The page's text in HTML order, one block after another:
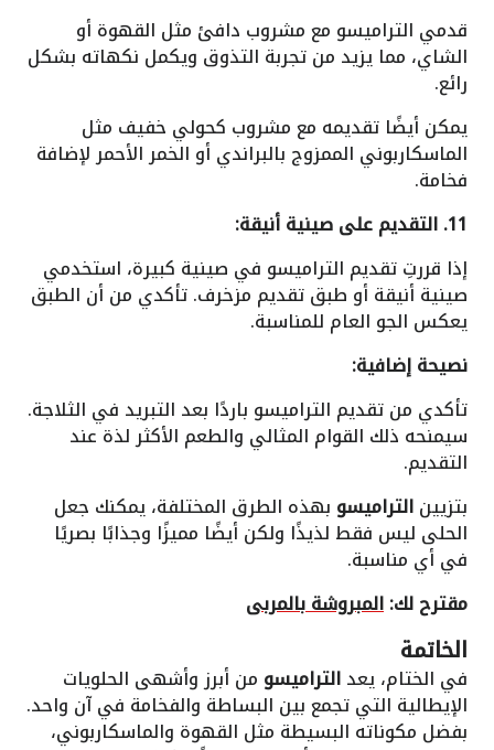
قدمي التراميسو مع مشروب دافئ مثل القهوة أو
الشاي، مما يزيد من تجربة التذوق ويكمل نكهاته بشكل
رائع.
يمكن أيضًا تقديمه مع مشروب كحولي خفيف مثل
الماسكاربوني الممزوج بالبراندي أو الخمر الأحمر لإضافة
فخامة.
11. التقديم على صينية أنيقة:
إذا قررتِ تقديم التراميسو في صينية كبيرة، استخدمي
صينية أنيقة أو طبق تقديم مزخرف. تأكدي من أن الطبق
يعكس الجو العام للمناسبة.
نصيحة إضافية:
تأكدي من تقديم التراميسو باردًا بعد التبريد في الثلاجة.
سيمنحه ذلك القوام المثالي والطعم الأكثر لذة عند
التقديم.
بتزيينالتراميسو بهذه الطرق المختلفة، يمكنك جعل
الحلى ليس فقط لذيذًا ولكن أيضًا مميزًا وجذابًا بصريًا
في أي مناسبة.
مقترح لك:المبروشة بالمربى
الخاتمة
في الختام، يعدالتراميسو من أبرز وأشهى الحلويات
الإيطالية التي تجمع بين البساطة والفخامة في آن واحد.
بفضل مكوناته البسيطة مثل القهوة والماسكاربوني،